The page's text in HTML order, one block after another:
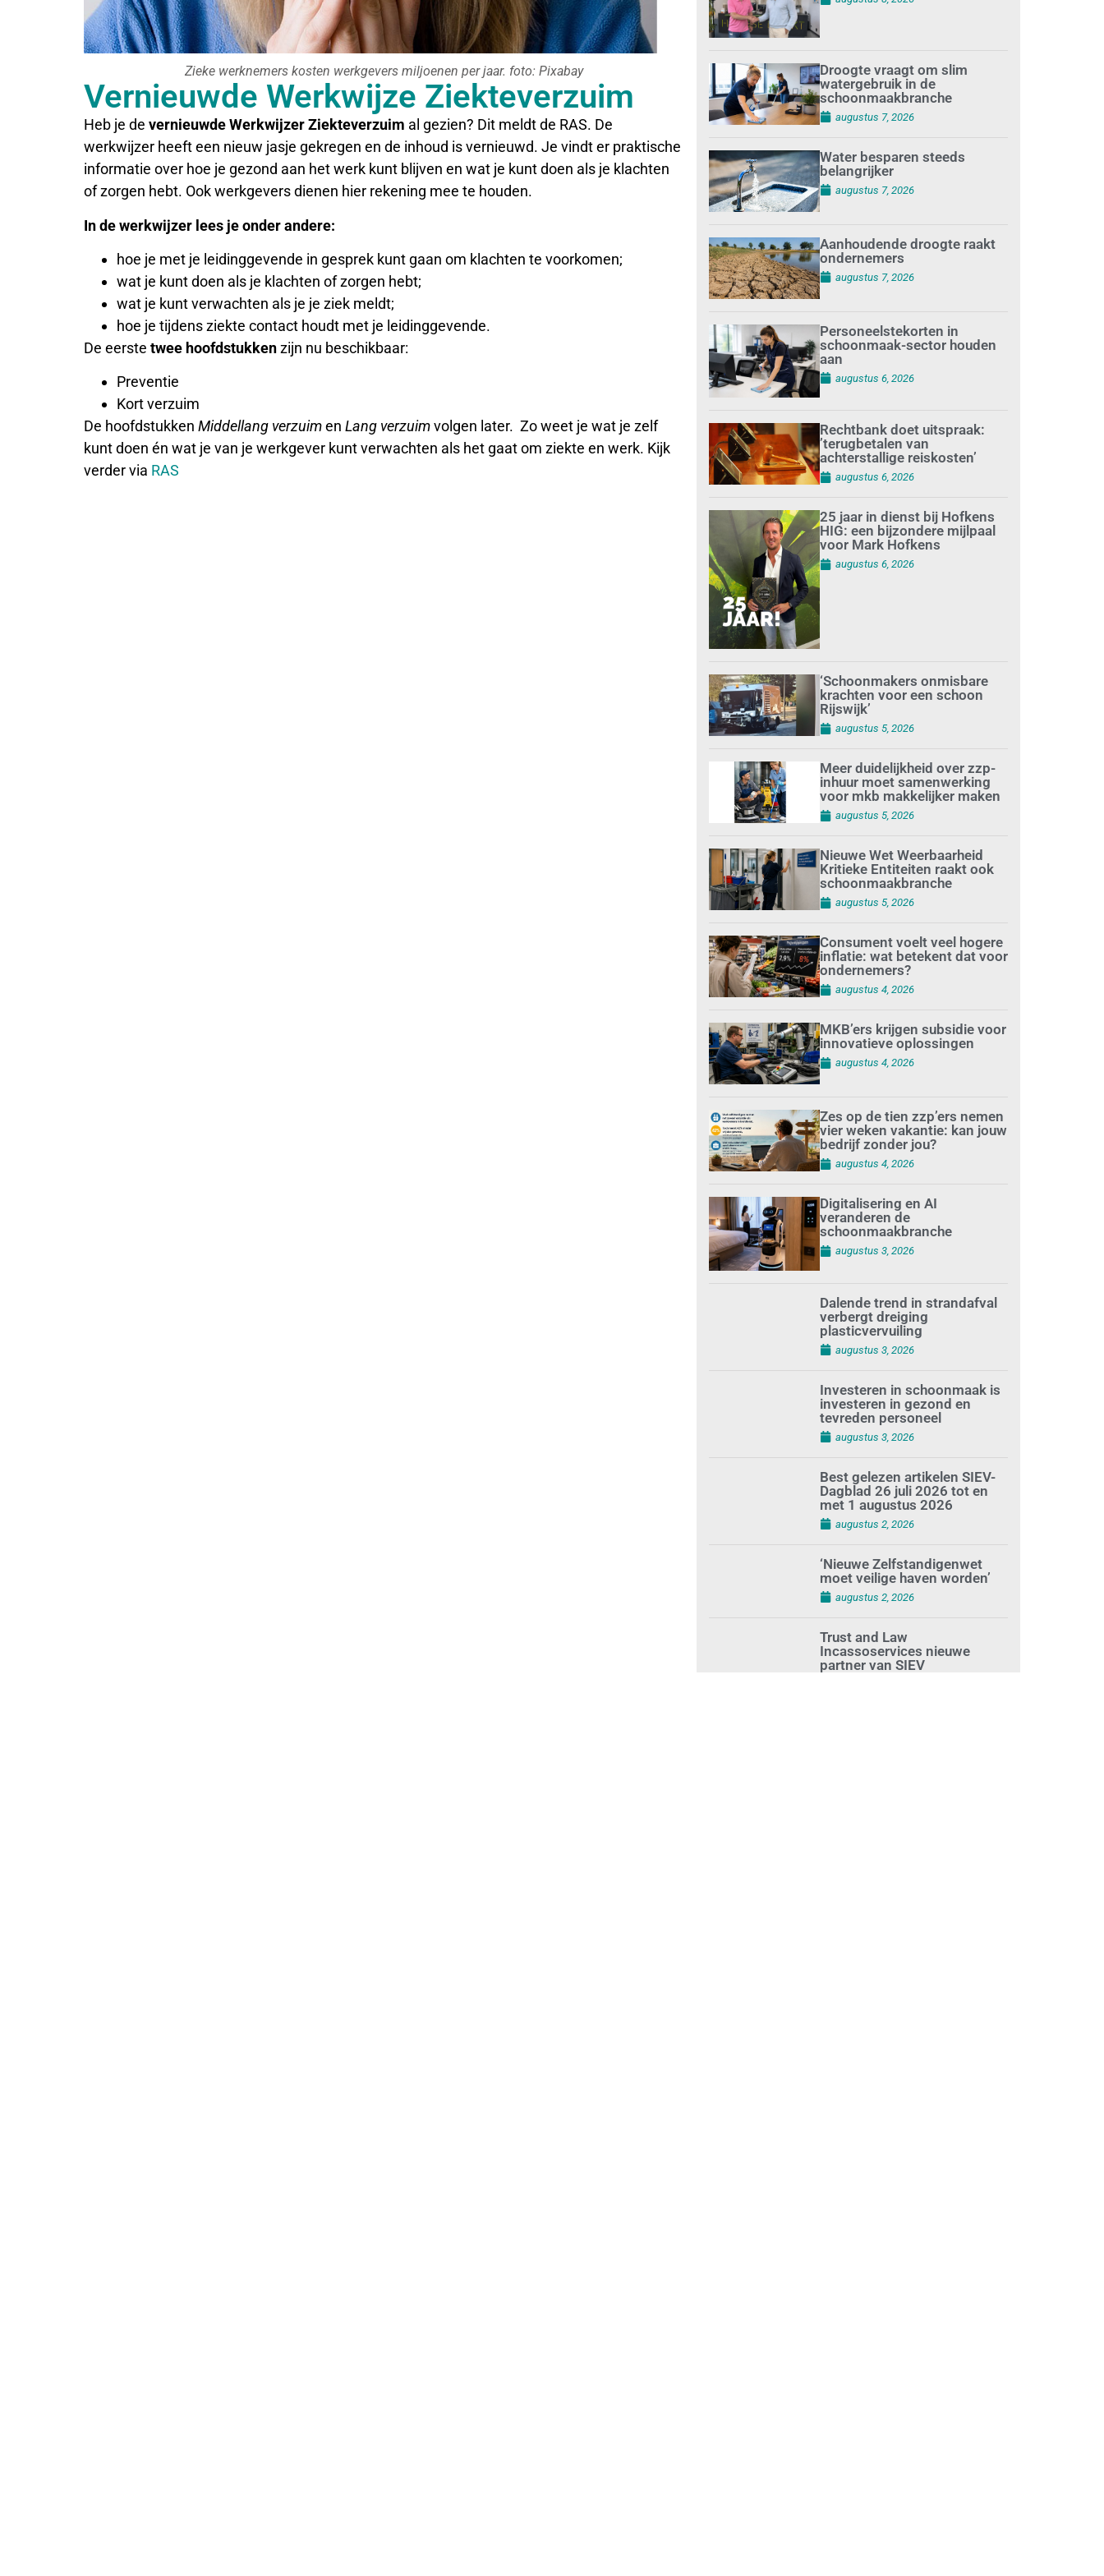
Zieke werknemers kosten werkgevers miljoenen per jaar. foto: Pixabay
Vernieuwde Werkwijze Ziekteverzuim
Heb je de vernieuwde Werkwijzer Ziekteverzuim al gezien? Dit meldt de RAS. De
werkwijzer heeft een nieuw jasje gekregen en de inhoud is vernieuwd. Je vindt er praktische
informatie over hoe je gezond aan het werk kunt blijven en wat je kunt doen als je klachten
of zorgen hebt. Ook werkgevers dienen hier rekening mee te houden.
In de werkwijzer lees je onder andere:
hoe je met je leidinggevende in gesprek kunt gaan om klachten te voorkomen;
wat je kunt doen als je klachten of zorgen hebt;
wat je kunt verwachten als je je ziek meldt;
hoe je tijdens ziekte contact houdt met je leidinggevende.
De eerste twee hoofdstukkenzijn nu beschikbaar:
Preventie
Kort verzuim
De hoofdstukken Middellang verzuimen Lang verzuimvolgen later. Zo weet je wat je zelf
kunt doen én wat je van je werkgever kunt verwachten als het gaat om ziekte en werk. Kijk
verder via RAS
Droogte vraagt om slim
watergebruik in de
schoonmaakbranche
augustus 7, 2026
Water besparen steeds
belangrijker
augustus 7, 2026
Aanhoudende droogte raakt
ondernemers
augustus 7, 2026
Personeelstekorten in
schoonmaak-sector houden
aan
augustus 6, 2026
Rechtbank doet uitspraak:
’terugbetalen van
achterstallige reiskosten’
augustus 6, 2026
25 jaar in dienst bij Hofkens
HIG: een bijzondere mijlpaal
voor Mark Hofkens
augustus 6, 2026
‘Schoonmakers onmisbare
krachten voor een schoon
Rijswijk’
augustus 5, 2026
Meer duidelijkheid over zzp-
inhuur moet samenwerking
voor mkb makkelijker maken
augustus 5, 2026
Nieuwe Wet Weerbaarheid
Kritieke Entiteiten raakt ook
schoonmaakbranche
augustus 5, 2026
Consument voelt veel hogere
inflatie: wat betekent dat voor
ondernemers?
augustus 4, 2026
MKB’ers krijgen subsidie voor
innovatieve oplossingen
augustus 4, 2026
Zes op de tien zzp’ers nemen
vier weken vakantie: kan jouw
bedrijf zonder jou?
augustus 4, 2026
Digitalisering en AI
veranderen de
schoonmaakbranche
augustus 3, 2026
Dalende trend in strandafval
verbergt dreiging
plasticvervuiling
augustus 3, 2026
Investeren in schoonmaak is
investeren in gezond en
tevreden personeel
augustus 3, 2026
Best gelezen artikelen SIEV-
Dagblad 26 juli 2026 tot en
met 1 augustus 2026
augustus 2, 2026
‘Nieuwe Zelfstandigenwet
moet veilige haven worden’
augustus 2, 2026
Trust and Law
Incassoservices nieuwe